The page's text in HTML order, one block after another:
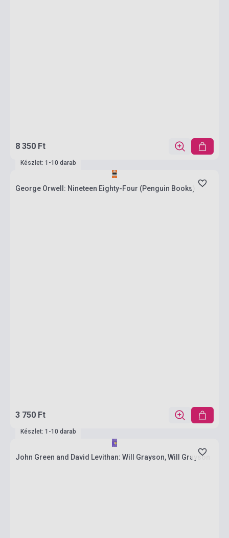
8 350 Ft
Készlet: 1-10 darab
George Orwell: Nineteen Eighty-Four (Penguin Books)
3 750 Ft
Készlet: 1-10 darab
John Green and David Levithan: Will Grayson, Will Grayson